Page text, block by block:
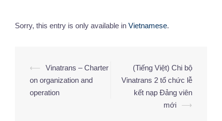
Sorry, this entry is only available in Vietnamese.
Post
navigation
⟵
Vinatrans – Charter
on organization and
operation
(Tiếng Việt) Chi bộ
Vinatrans 2 tổ chức lễ
kết nạp Đảng viên
mới
⟶